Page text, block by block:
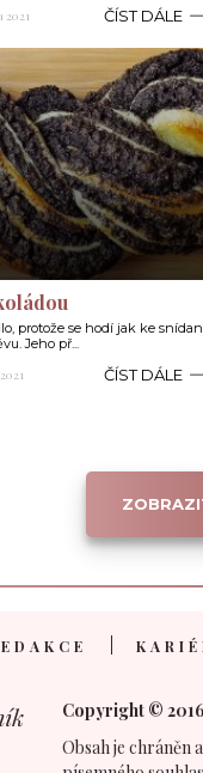
2021 ČÍST DÁLE
protože se hodí jak ke
Jeho př...
ČÍST DÁLE
Copyright ©
Obsah je chráněn